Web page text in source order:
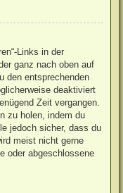
Links in der
ganz nach oben auf
den entsprechenden
deaktiviert
Zeit vergangen.
zu holen, indem du
jedoch sicher, dass du
meist nicht gerne
oder abgeschlossene